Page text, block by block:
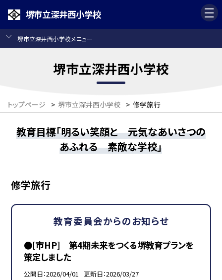
堺市立深井西小学校
堺市立深井西小学校メニュー
堺市立深井西小学校
トップページ > 堺市立深井西小学校 > 修学旅行
教育目標「明るい笑顔と 元気なあいさつの
あふれる 素敵な学校」
修学旅行
教育委員会からのお知らせ
●[市HP] 第4期未来をつくる堺教育プランを
策定しました
公開日 2026/04/01 更新日 2026/03/27